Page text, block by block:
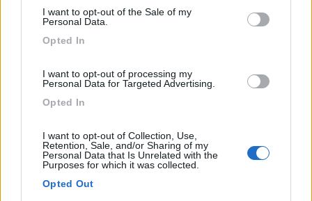
I want to opt-out of the Sale of my
Personal Data.
Opted In
I want to opt-out of processing my
Personal Data for Targeted Advertising.
Opted In
I want to opt-out of Collection, Use,
Retention, Sale, and/or Sharing of my
Personal Data that Is Unrelated with the
Purposes for which it was collected.
Opted Out
Via Civico 117